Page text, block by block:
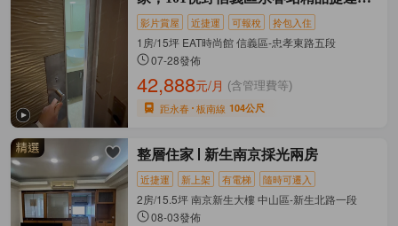
奢宅
影片賞屋 近捷運 可報稅 拎包入住
1房/15坪 EAT時尚館 信義區-忠孝東路五段
07-28發佈
42,888元/月 (含管理費等)
距永春 板南線 104公尺
整層住家 新生南京採光兩房
近捷運 新上架 有電梯 隨時可遷入
2房/15.5坪 南京新生大樓 中山區-新生北路一段
08-03發佈